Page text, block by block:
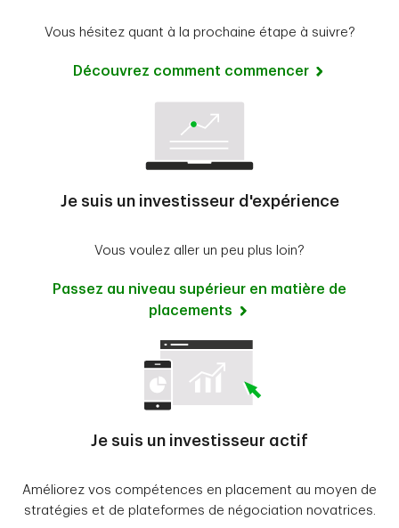
Vous hésitez quant à la prochaine étape à suivre?
Découvrez comment commencer
Je suis un investisseur d'expérience
Vous voulez aller un peu plus loin?
Passez au niveau supérieur en matière de
placements
Je suis un investisseur actif
Améliorez vos compétences en placement au moyen de
stratégies et de plateformes de négociation novatrices.